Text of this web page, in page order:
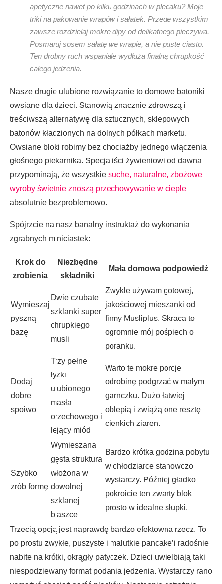
apetyczne nawet po kilku godzinach w plecaku? Moje
triki na pakowanie wrapów i sałatek. Przede wszystkim
zawsze rozdzielaj mokre dipy od delikatnego pieczywa.
Posmaruj sosem sałatę we wrapie, a nie puste ciasto.
Ten drobny ruch wspaniale wydłuża finalną chrupkość
całego jedzenia.
Nasze drugie ulubione rozwiązanie to domowe batoniki
owsiane dla dzieci. Stanowią znacznie zdrowszą i
treściwszą alternatywę dla sztucznych, sklepowych
batonów kładzionych na dolnych półkach marketu.
Owsiane bloki robimy bez chociażby jednego włączenia
głośnego piekarnika. Specjaliści żywieniowi od dawna
przypominają, że wszystkie suche, naturalne, zbożowe
wyroby świetnie znoszą przechowywanie w cieple
absolutnie bezproblemowo.
Spójrzcie na nasz banalny instruktaż do wykonania
zgrabnych miniciastek:
Krok do
zrobienia
Niezbędne
składniki
Mała domowa podpowiedź
Wymieszaj
pyszną
bazę
Dwie czubate
szklanki super
chrupkiego
musli
Zwykle używam gotowej,
jakościowej mieszanki od
firmy Musliplus. Skraca to
ogromnie mój pośpiech o
poranku.
Dodaj
dobre
spoiwo
Trzy pełne
łyżki
ulubionego
masła
orzechowego i
lejący miód
Warto te mokre porcje
odrobinę podgrzać w małym
garnczku. Dużo łatwiej
oblepią i zwiążą one resztę
cienkich ziaren.
Szybko
zrób formę
Wymieszana
gęsta struktura
włożona w
dowolnej
szklanej
blaszce
Bardzo krótka godzina pobytu
w chłodziarce stanowczo
wystarczy. Później gładko
pokroicie ten zwarty blok
prosto w idealne słupki.
Trzecią opcją jest naprawdę bardzo efektowna rzecz. To
po prostu zwykłe, puszyste i malutkie pancake’i radośnie
nabite na krótki, okrągły patyczek. Dzieci uwielbiają taki
niespodziewany format podania jedzenia. Wystarczy rano